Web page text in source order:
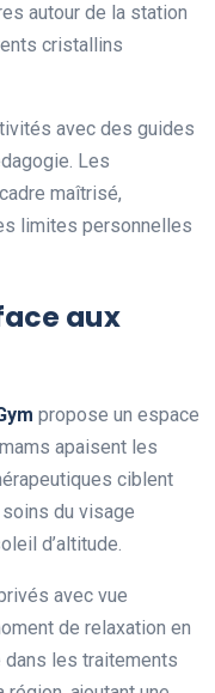
autour de la station
cristallins
avec des guides
Les
maîtrisé,
limites personnelles
aux
propose un espace
apaisent les
ciblent
du visage
d’altitude.
avec vue
de relaxation en
dans les traitements